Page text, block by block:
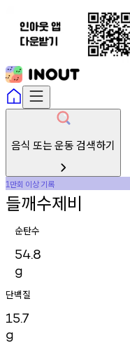
음식 또는 운동 검색하기
1만회 이상기록
들깨수제비
순탄수
54.8
g
단백질
15.7
g